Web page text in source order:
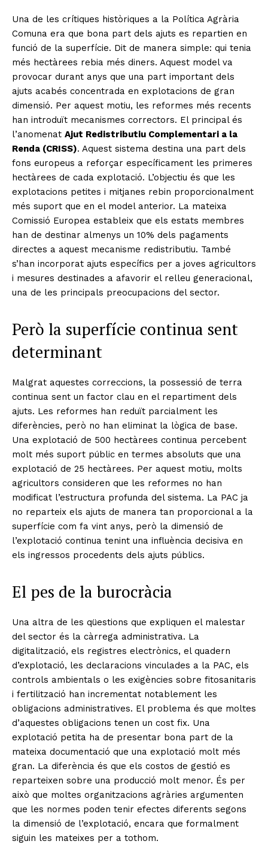
Una de les crítiques històriques a la Política Agrària
Comuna era que bona part dels ajuts es repartien en
funció de la superfície. Dit de manera simple: qui tenia
més hectàrees rebia més diners. Aquest model va
provocar durant anys que una part important dels
ajuts acabés concentrada en explotacions de gran
dimensió. Per aquest motiu, les reformes més recents
han introduït mecanismes correctors. El principal és
l’anomenat Ajut Redistributiu Complementari a la
Renda (CRISS). Aquest sistema destina una part dels
fons europeus a reforçar específicament les primeres
hectàrees de cada explotació. L’objectiu és que les
explotacions petites i mitjanes rebin proporcionalment
més suport que en el model anterior. La mateixa
Comissió Europea estableix que els estats membres
han de destinar almenys un 10% dels pagaments
directes a aquest mecanisme redistributiu. També
s’han incorporat ajuts específics per a joves agricultors
i mesures destinades a afavorir el relleu generacional,
una de les principals preocupacions del sector.
Però la superfície continua sent
determinant
Malgrat aquestes correccions, la possessió de terra
continua sent un factor clau en el repartiment dels
ajuts. Les reformes han reduït parcialment les
diferències, però no han eliminat la lògica de base.
Una explotació de 500 hectàrees continua percebent
molt més suport públic en termes absoluts que una
explotació de 25 hectàrees. Per aquest motiu, molts
agricultors consideren que les reformes no han
modificat l’estructura profunda del sistema. La PAC ja
no reparteix els ajuts de manera tan proporcional a la
superfície com fa vint anys, però la dimensió de
l’explotació continua tenint una influència decisiva en
els ingressos procedents dels ajuts públics.
El pes de la burocràcia
Una altra de les qüestions que expliquen el malestar
del sector és la càrrega administrativa. La
digitalització, els registres electrònics, el quadern
d’explotació, les declaracions vinculades a la PAC, els
controls ambientals o les exigències sobre fitosanitaris
i fertilització han incrementat notablement les
obligacions administratives. El problema és que moltes
d’aquestes obligacions tenen un cost fix. Una
explotació petita ha de presentar bona part de la
mateixa documentació que una explotació molt més
gran. La diferència és que els costos de gestió es
reparteixen sobre una producció molt menor. És per
això que moltes organitzacions agràries argumenten
que les normes poden tenir efectes diferents segons
la dimensió de l’explotació, encara que formalment
siguin les mateixes per a tothom.